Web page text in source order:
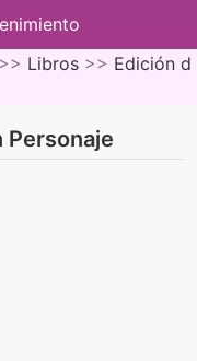
Libros >> Edición d
Personaje